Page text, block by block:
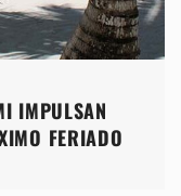
IMPULSAN
FERIADO